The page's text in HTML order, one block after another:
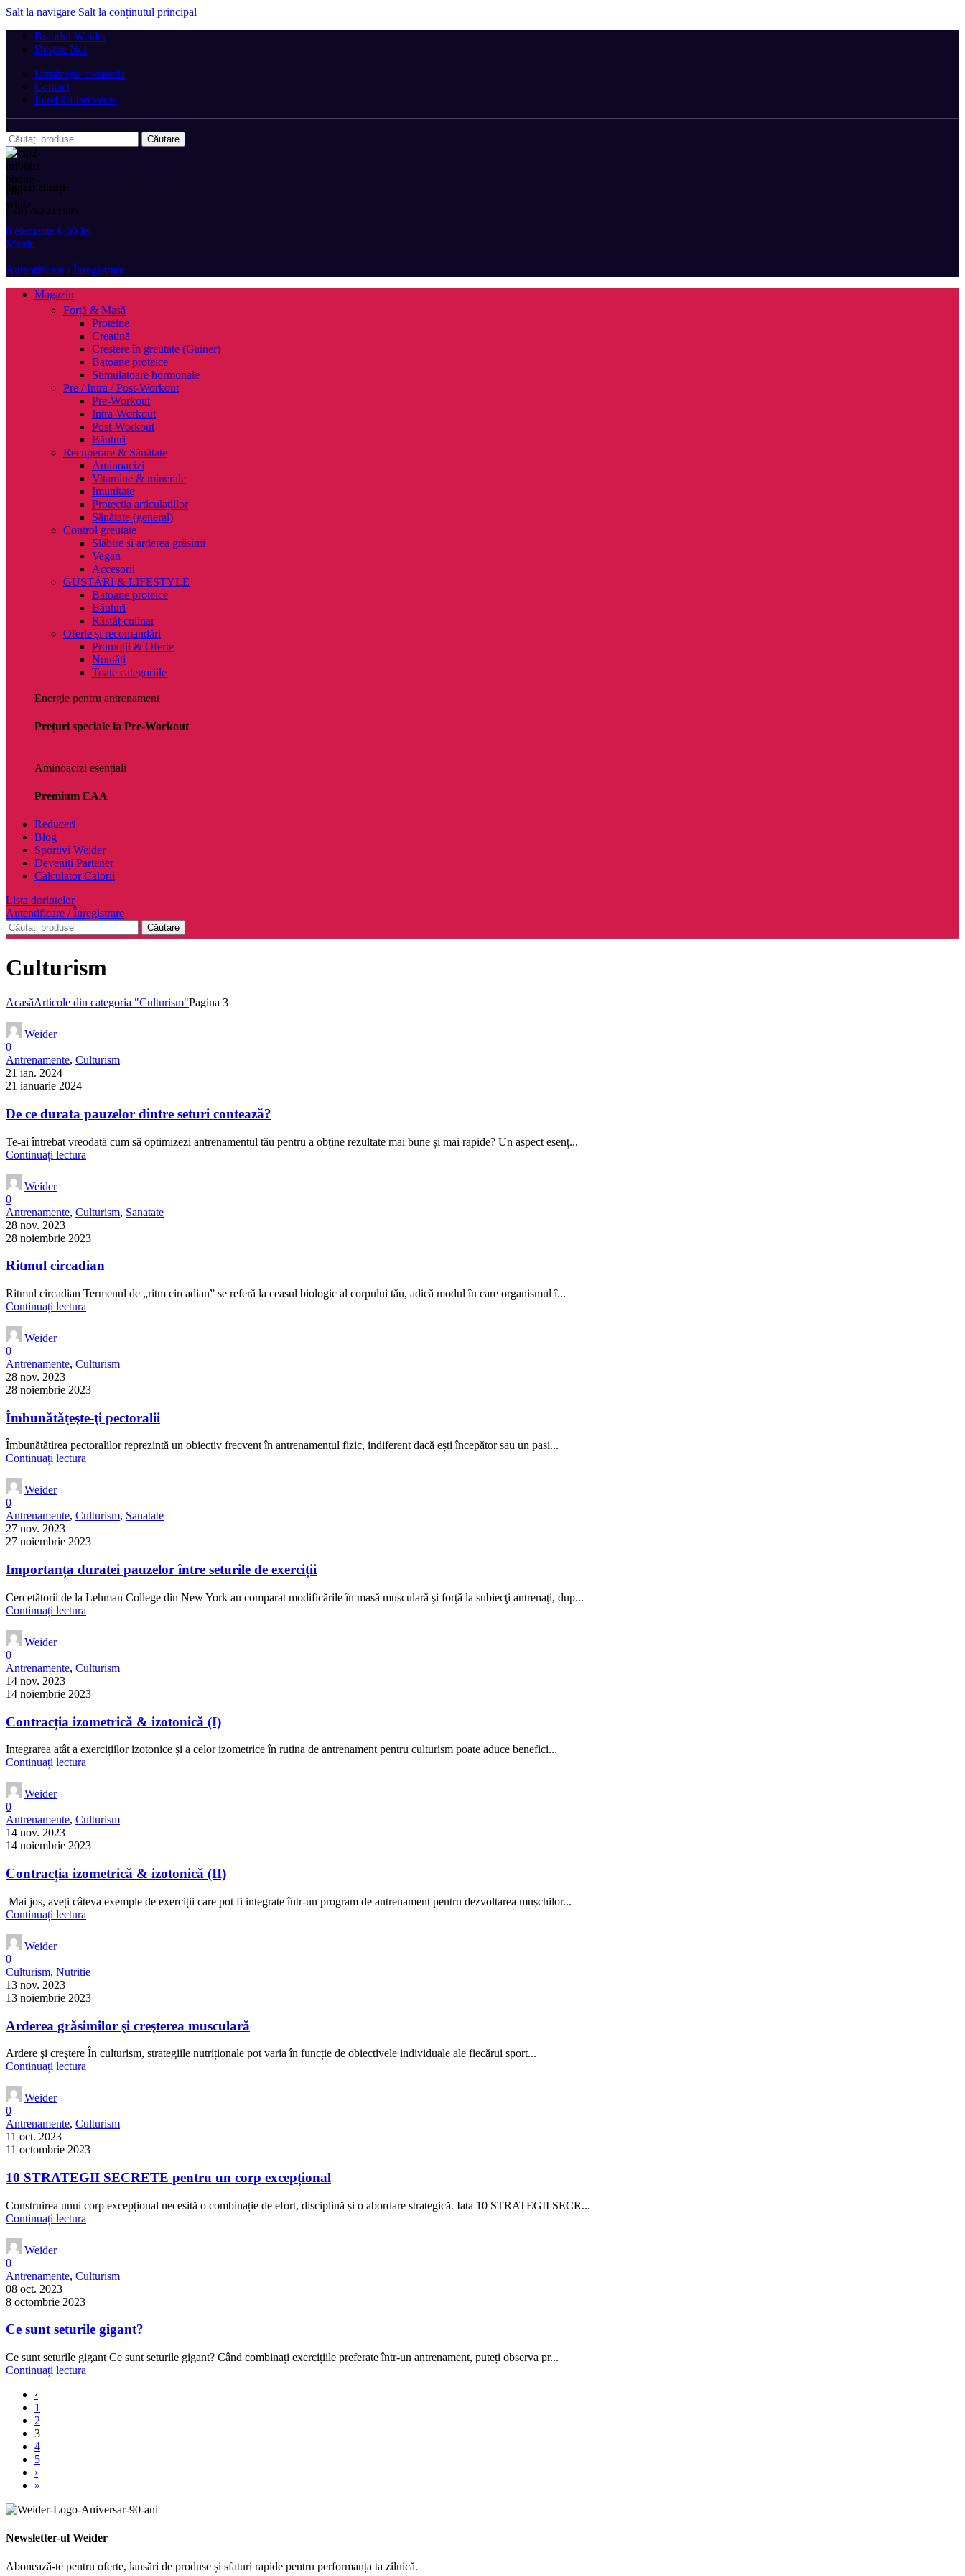
Salt la navigare Salt la conținutul principal
Brandul Weider
Despre Noi
Urmărește comanda
Contact
Întrebări frecvente
Căutare
Suport clienți:
(+40) 752 233 905
0 elemente 0,00 lei
Meniu
Autentificare / Înregistrare
Magazin
Forță & Masă
Proteine
Creatină
Creștere în greutate (Gainer)
Batoane proteice
Stimulatoare hormonale
Pre / Intra / Post-Workout
Pre-Workout
Intra-Workout
Post-Workout
Băuturi
Recuperare & Sănătate
Aminoacizi
Vitamine & minerale
Imunitate
Protecția articulațiilor
Sănătate (general)
Control greutate
Slăbire și arderea grăsimi
Vegan
Accesorii
GUSTĂRI & LIFESTYLE
Batoane proteice
Băuturi
Răsfăț culinar
Oferte și recomandări
Promoții & Oferte
Noutăți
Toate categoriile
Energie pentru antrenament
Prețuri speciale la Pre-Workout
Aminoacizi esențiali
Premium EAA
Reduceri
Blog
Sportivi Weider
Deveniți Partener
Calculator Calorii
Lista dorințelor
Autentificare / Înregistrare
Căutare
Culturism
AcasăArticole din categoria "Culturism"Pagina 3
Weider
0
Antrenamente, Culturism
21 ian. 2024
21 ianuarie 2024
De ce durata pauzelor dintre seturi contează?
Te-ai întrebat vreodată cum să optimizezi antrenamentul tău pentru a obține rezultate mai bune și mai rapide? Un aspect esenț...
Continuați lectura
Weider
0
Antrenamente, Culturism, Sanatate
28 nov. 2023
28 noiembrie 2023
Ritmul circadian
Ritmul circadian Termenul de „ritm circadian” se referă la ceasul biologic al corpului tău, adică modul în care organismul î...
Continuați lectura
Weider
0
Antrenamente, Culturism
28 nov. 2023
28 noiembrie 2023
Îmbunătăţeşte-ţi pectoralii
Îmbunătățirea pectoralilor reprezintă un obiectiv frecvent în antrenamentul fizic, indiferent dacă ești începător sau un pasi...
Continuați lectura
Weider
0
Antrenamente, Culturism, Sanatate
27 nov. 2023
27 noiembrie 2023
Importanța duratei pauzelor între seturile de exerciții
Cercetătorii de la Lehman College din New York au comparat modificările în masă musculară şi forţă la subiecţi antrenaţi, dup...
Continuați lectura
Weider
0
Antrenamente, Culturism
14 nov. 2023
14 noiembrie 2023
Contracția izometrică & izotonică (I)
Integrarea atât a exercițiilor izotonice și a celor izometrice în rutina de antrenament pentru culturism poate aduce benefici...
Continuați lectura
Weider
0
Antrenamente, Culturism
14 nov. 2023
14 noiembrie 2023
Contracția izometrică & izotonică (II)
Mai jos, aveți câteva exemple de exerciții care pot fi integrate într-un program de antrenament pentru dezvoltarea mușchilor...
Continuați lectura
Weider
0
Culturism, Nutritie
13 nov. 2023
13 noiembrie 2023
Arderea grăsimilor şi creşterea musculară
Ardere şi creştere În culturism, strategiile nutriționale pot varia în funcție de obiectivele individuale ale fiecărui sport...
Continuați lectura
Weider
0
Antrenamente, Culturism
11 oct. 2023
11 octombrie 2023
10 STRATEGII SECRETE pentru un corp excepțional
Construirea unui corp excepțional necesită o combinație de efort, disciplină și o abordare strategică. Iata 10 STRATEGII SECR...
Continuați lectura
Weider
0
Antrenamente, Culturism
08 oct. 2023
8 octombrie 2023
Ce sunt seturile gigant?
Ce sunt seturile gigant Ce sunt seturile gigant? Când combinați exercițiile preferate într-un antrenament, puteți observa pr...
Continuați lectura
‹
1
2
3
4
5
›
»
Newsletter-ul Weider
Abonează-te pentru oferte, lansări de produse și sfaturi rapide pentru performanța ta zilnică.